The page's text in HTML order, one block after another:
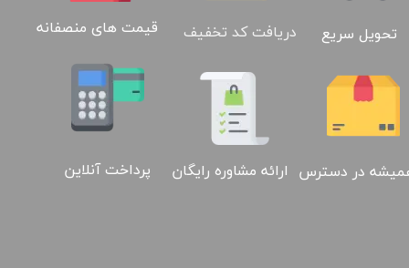
تحویل سریع دریافت کد تخفیف قیمت های منصفانه
در دسترس ارائه مشاوره رایگان پرداخت آنلاین